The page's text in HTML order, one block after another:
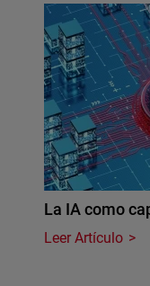
La IA como
Leer Artículo